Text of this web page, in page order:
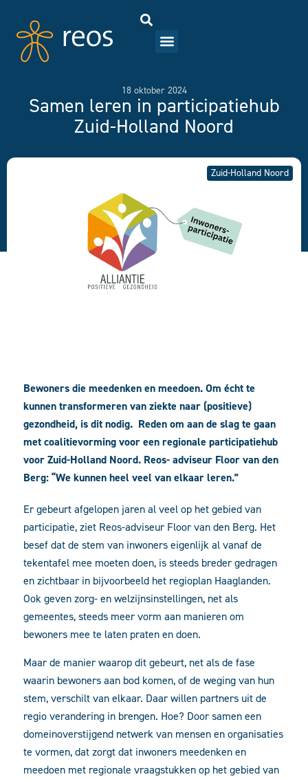
18 oktober 2024
Samen leren in participatiehub
Zuid-Holland Noord
Zuid-Holland Noord
Bewoners die meedenken en meedoen. Om écht te
kunnen transformeren van ziekte naar (positieve)
gezondheid, is dit nodig. Reden om aan de slag te gaan
met coalitievorming voor een regionale participatiehub
voor Zuid-Holland Noord. Reos- adviseur Floor van den
Berg: “We kunnen heel veel van elkaar leren.”
Er gebeurt afgelopen jaren al veel op het gebied van
participatie, ziet Reos-adviseur Floor van den Berg. Het
besef dat de stem van inwoners eigenlijk al vanaf de
tekentafel mee moeten doen, is steeds breder gedragen
en zichtbaar in bijvoorbeeld het regioplan Haaglanden.
Ook geven zorg- en welzijnsinstellingen, net als
gemeentes, steeds meer vorm aan manieren om
bewoners mee te laten praten en doen.
Maar de manier waarop dit gebeurt, net als de fase
waarin bewoners aan bod komen, of de weging van hun
stem, verschilt van elkaar. Daar willen partners uit de
regio verandering in brengen. Hoe? Door samen een
domeinoverstijgend netwerk van mensen en organisaties
te vormen, dat zorgt dat inwoners meedenken en
meedoen met regionale vraagstukken op het gebied van